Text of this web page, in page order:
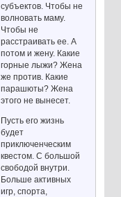
субъектов. Чтобы не
волновать маму.
Чтобы не
расстраивать ее. А
потом и жену. Какие
горные лыжи? Жена
же против. Какие
парашюты? Жена
этого не вынесет.
Пусть его жизнь
будет
приключенческим
квестом. С большой
свободой внутри.
Больше активных
игр, спорта,